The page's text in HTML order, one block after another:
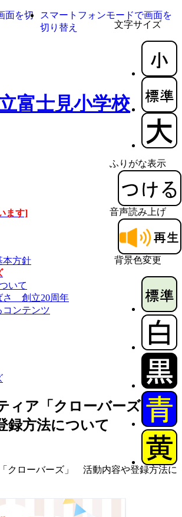
文字サイズ
ふりがな表示
音声読み上げ
背景色変更
面を切
スマートフォンモードで画面を
切り替え
富士見小学校
ます]
本方針
いて
さ 創立20周年
コンテンツ
ィア「クローバーズ」
録方法について
クローバーズ」 活動内容や登録方法に